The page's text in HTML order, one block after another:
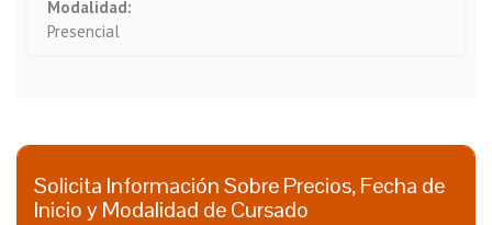
Modalidad:
Presencial
Solicita Información Sobre Precios, Fecha de
Inicio y Modalidad de Cursado